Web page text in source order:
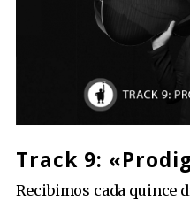
Track 9:
Recibimos cada quince